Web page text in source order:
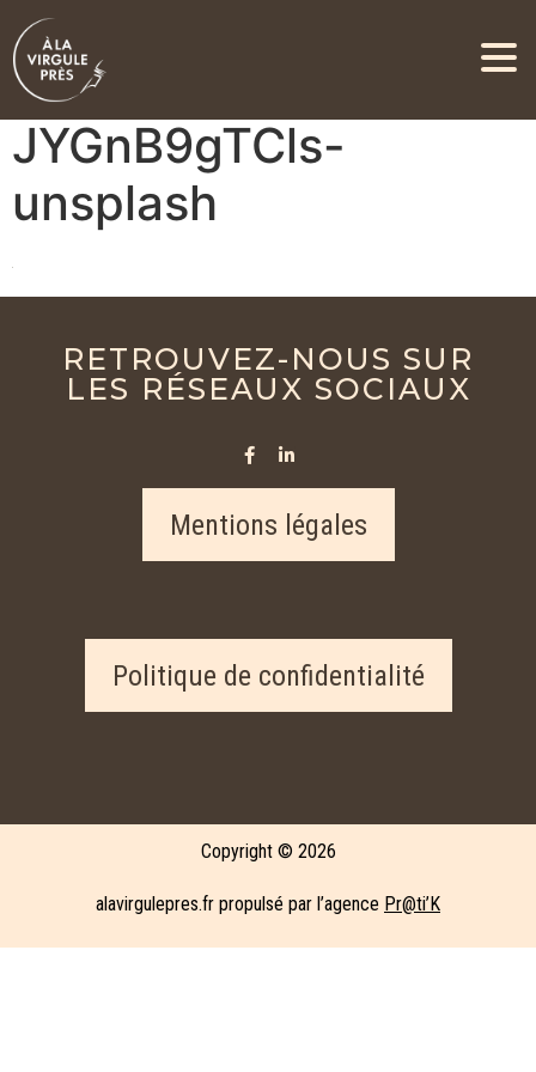
alexander-andrews-
JYGnB9gTCls-
unsplash
RETROUVEZ-NOUS SUR
LES RÉSEAUX SOCIAUX
Mentions légales
Politique de confidentialité
Copyright © 2026
alavirgulepres.fr propulsé par l’agence Pr@ti’K